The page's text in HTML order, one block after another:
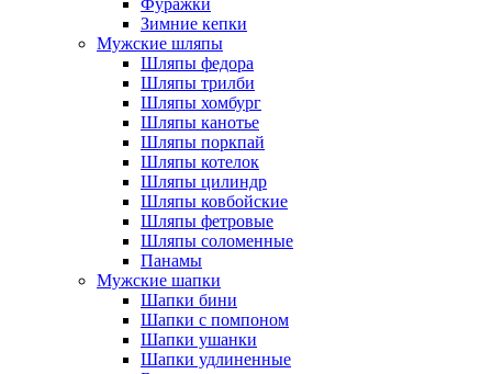
Фуражки
Зимние кепки
Мужские шляпы
Шляпы федора
Шляпы трилби
Шляпы хомбург
Шляпы канотье
Шляпы поркпай
Шляпы котелок
Шляпы цилиндр
Шляпы ковбойские
Шляпы фетровые
Шляпы соломенные
Панамы
Мужские шапки
Шапки бини
Шапки с помпоном
Шапки ушанки
Шапки удлиненные